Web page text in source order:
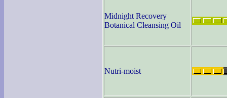
Midnight Recovery
Botanical Cleansing Oil
Nutri-moist